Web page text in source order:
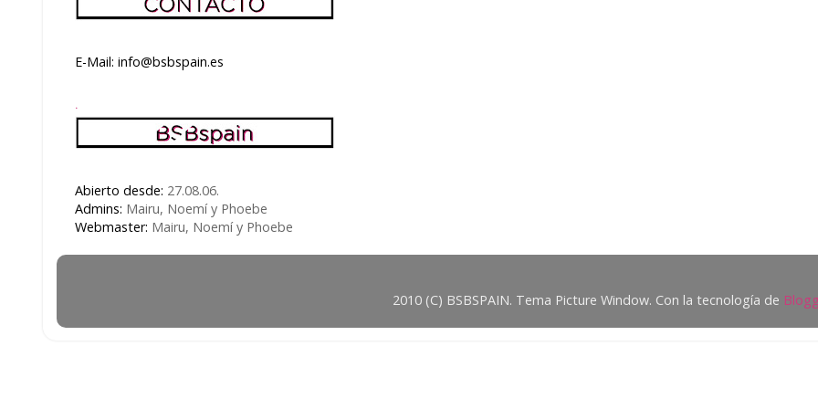
E-Mail: info@bsbspain.es
.
Abierto desde: 27.08.06.
Admins: Mairu, Noemí y Phoebe
Webmaster: Mairu, Noemí y Phoebe
2010 (C) BSBSPAIN. Tema Picture Window. Con la tecnología de